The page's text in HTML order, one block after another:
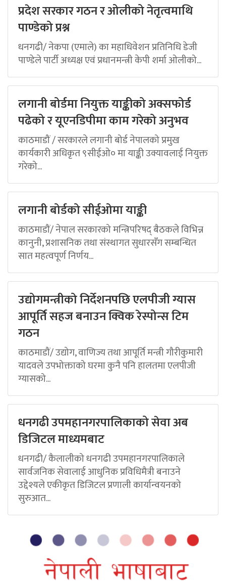
प्रदेश सरकार गठन र ओलीको नेतृत्वमाथि
पाण्डेको प्रश्न
धनगढी/ नेकपा (एमाले) का महाधिवेशन प्रतिनिधि डेजी
पाण्डेले पार्टी अध्यक्ष एवं प्रधानमन्त्री केपी शर्मा ओलीको...
लगानी बोर्डमा नियुक्त याङ्कीको अक्सफोर्ड
पढेको र यूएनडिपीमा काम गरेको अनुभव
काठमाडौं / सरकारले लगानी बोर्ड नेपालको प्रमुख
कार्यकारी अधिकृत ९सीईओ० मा याङ्की उक्यावलाई नियुक्त
गरेको...
लगानी बोर्डको सीईओमा याङ्की
काठमाडौं/ नेपाल सरकारको मन्त्रिपरिषद् बैठकले विभिन्न
कानुनी, प्रशासनिक तथा संस्थागत सुधारसँग सम्बन्धित
सात महत्वपूर्ण निर्णय...
उद्योगमन्त्रीको निर्देशनपछि एलपीजी ग्यास
आपूर्ति सहज बनाउन क्विक रेस्पोन्स टिम
गठन
काठमाडौं/ उद्योग, वाणिज्य तथा आपूर्ति मन्त्री गौरीकुमारी
यादवले उपभोक्ताको घरमा कुनै पनि हालतमा एलपीजी
ग्यासको...
धनगढी उपमहानगरपालिकाको सेवा अब
डिजिटल माध्यमबाट
धनगढी/ कैलालीको धनगढी उपमहानगरपालिकाले
सार्वजनिक सेवालाई आधुनिक प्रविधिमैत्री बनाउने
उद्देश्यले एकीकृत डिजिटल प्रणाली कार्यान्वयनको
सुरुआत...